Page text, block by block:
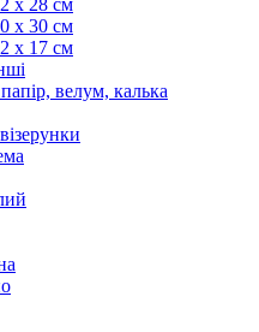
х 30 см
х 17 см
велум, калька